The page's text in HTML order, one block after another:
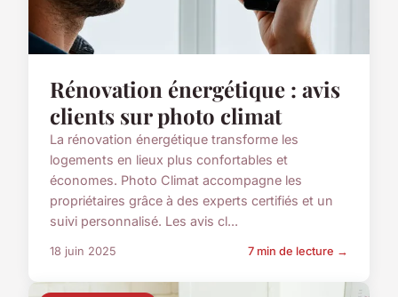
Rénovation énergétique : avis
clients sur photo climat
La rénovation énergétique transforme les
logements en lieux plus confortables et
économes. Photo Climat accompagne les
propriétaires grâce à des experts certifiés et un
suivi personnalisé. Les avis cl...
18 juin 2025 7 min de lecture →